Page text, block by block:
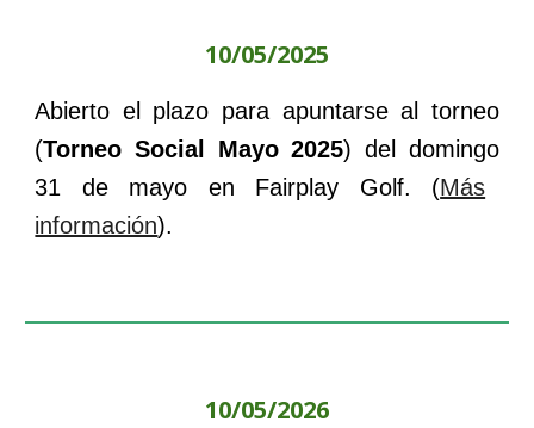
10/05/2025
Abierto el plazo para apuntarse al torneo
(TorneoSocial Mayo2025) del domingo
31 de mayo en Fairplay Golf. (Más
información).
10/05/2026